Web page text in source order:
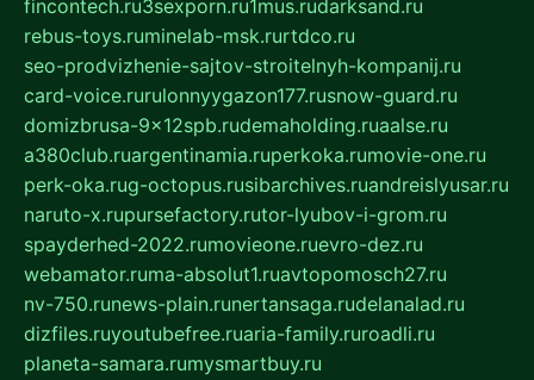
fincontech.ru3sexporn.ru1mus.rudarksand.ru
rebus-toys.ruminelab-msk.rurtdco.ru
seo-prodvizhenie-sajtov-stroitelnyh-kompanij.ru
card-voice.rurulonnyygazon177.rusnow-guard.ru
domizbrusa-9x12spb.rudemaholding.ruaalse.ru
a380club.ruargentinamia.ruperkoka.rumovie-one.ru
perk-oka.rug-octopus.rusibarchives.ruandreislyusar.ru
naruto-x.rupursefactory.rutor-lyubov-i-grom.ru
spayderhed-2022.rumovieone.ruevro-dez.ru
webamator.ruma-absolut1.ruavtopomosch27.ru
nv-750.runews-plain.runertansaga.rudelanalad.ru
dizfiles.ruyoutubefree.ruaria-family.ruroadli.ru
planeta-samara.rumysmartbuy.ru